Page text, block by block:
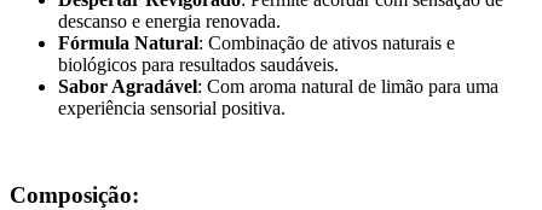
descanso e energia renovada.
Fórmula Natural: Combinação de ativos naturais e
biológicos para resultados saudáveis.
Sabor Agradável: Com aroma natural de limão para uma
experiência sensorial positiva.
Composição: